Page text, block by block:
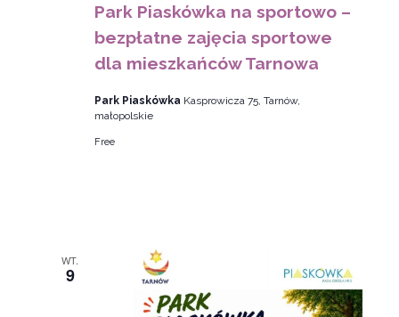
Park Piaskówka na sportowo –
bezpłatne zajęcia sportowe
dla mieszkańców Tarnowa
Park Piaskówka Kasprowicza 75, Tarnów,
małopolskie
Free
WT.
9